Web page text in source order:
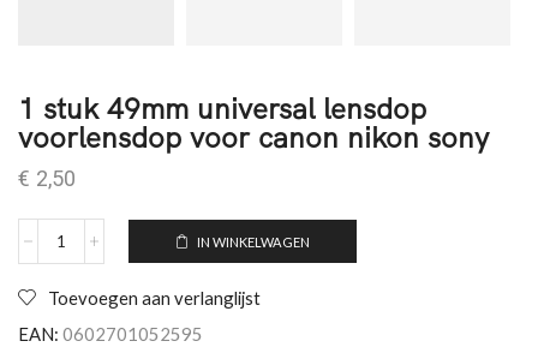
1 stuk 49mm universal lensdop
voorlensdop voor canon nikon sony
€ 2,50
IN WINKELWAGEN
Toevoegen aan verlanglijst
EAN: 0602701052595